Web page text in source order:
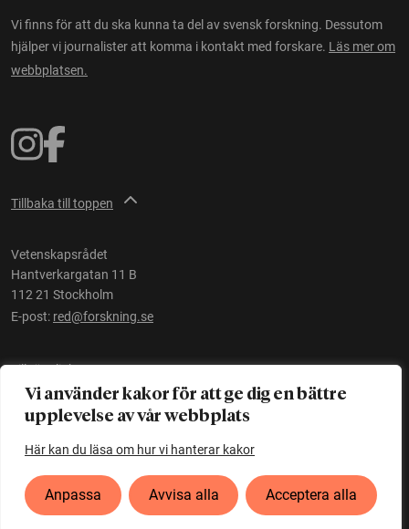
Vi använder kakor för att ge dig en bättre
upplevelse av vår webbplats
Här kan du läsa om hur vi hanterar kakor
Anpassa Avvisa alla Acceptera alla
Vi finns för att du ska kunna ta del av svensk forskning. Dessutom
hjälper vi journalister att komma i kontakt med forskare. Läs mer om
webbplatsen.
Tillbaka till toppen
Vetenskapsrådet
Hantverkargatan 11 B
112 21 Stockholm
E-post: red@forskning.se
Tillgänglighet
Ett initiativ avVetenskapsrådet